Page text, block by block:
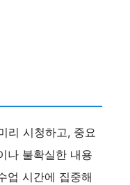
리 시청하고, 중요
나 불확실한 내용
업 시간에 집중해